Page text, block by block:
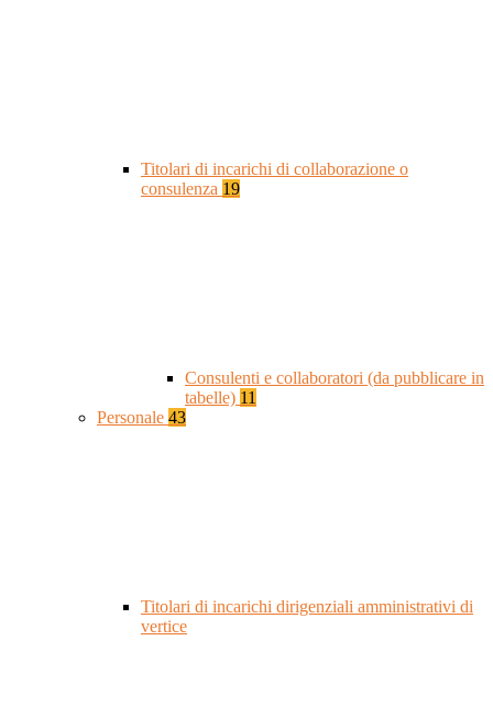
Titolari di incarichi di collaborazione o
consulenza 19
Consulenti e collaboratori (da pubblicare in
tabelle) 11
Personale 43
Titolari di incarichi dirigenziali amministrativi di
vertice